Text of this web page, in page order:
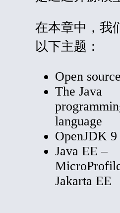
在本章中，我
以下主题：
Open source
The Java
language
OpenJDK 9
Java EE –
Jakarta EE